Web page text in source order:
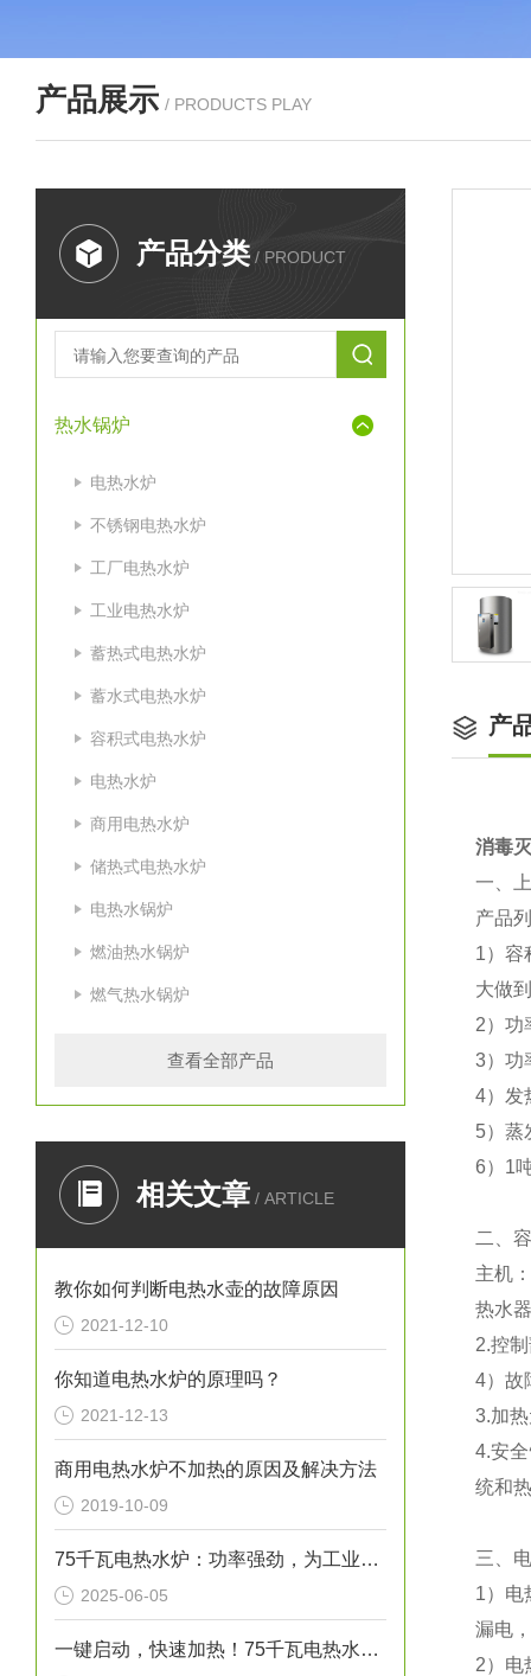
产品展示 / PRODUCTS PLAY
产品分类 / PRODUCT
热水锅炉
电热水炉
不锈钢电热水炉
工厂电热水炉
工业电热水炉
蓄热式电热水炉
蓄水式电热水炉
容积式电热水炉
电热水炉
商用电热水炉
储热式电热水炉
电热水锅炉
燃油热水锅炉
燃气热水锅炉
查看全部产品
相关文章 / ARTICLE
教你如何判断电热水壶的故障原因
2021-12-10
你知道电热水炉的原理吗？
2021-12-13
商用电热水炉不加热的原因及解决方法
2019-10-09
75千瓦电热水炉：功率强劲，为工业生产提供稳定热水源！
2025-06-05
一键启动，快速加热！75千瓦电热水炉打造高效热水解决方案！
产
消毒
一、
产品
1）容
大做
2）功
3）功
4）发
5）蒸
6）1
二、
主机
热水
2.控
4）故
3.加
4.安
统和
三、
1）电
漏电
2）电